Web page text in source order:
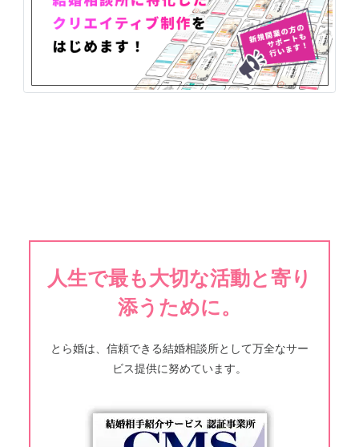
人生で最も大切な活動と寄り
添うために。
とら婚は、信頼できる結婚相談所として万全なサー
ビス提供に努めています。